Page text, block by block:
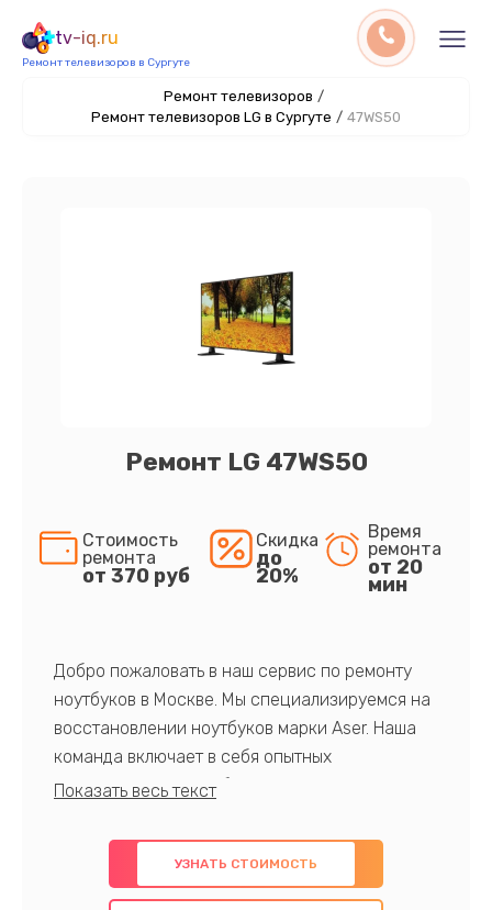
tv-iq.ru
Ремонт телевизоров в Сургуте
Ремонт телевизоров /
Ремонт телевизоров LG в Сургуте / 47WS50
Ремонт LG 47WS50
Стоимость
ремонта
от 370 руб
Скидка
до
20%
Время
ремонта
от 20
мин
Добро пожаловать в наш сервис по ремонту
ноутбуков в Москве. Мы специализируемся на
восстановлении ноутбуков марки Aser. Наша
команда включает в себя опытных
профессионалов с обширными знаниями и
предлагаем быстрый и качественный ремонт с
использованием оригинальных компонентов, а
также гарантируем качество всех
УЗНАТЬ СТОИМОСТЬ